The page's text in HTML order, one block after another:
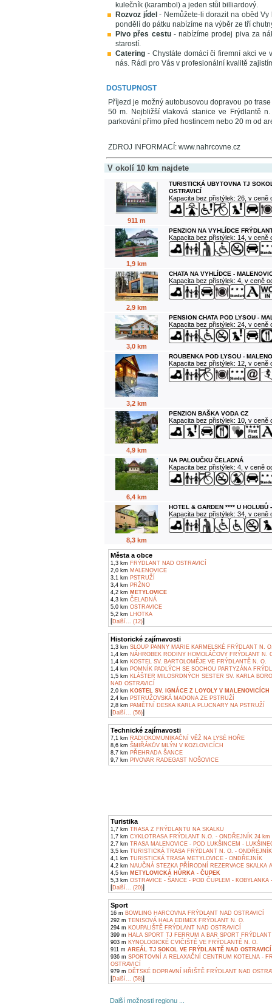
kulečník (karambol) a jeden stůl billiardový.
Rozvoz jídel - Nemůžete-li dorazit na oběd
pondělí do pátku nabízíme na výběr ze tří
Pivo přes cestu- nabízíme prodej piva za
starostí.
Catering - Chystáte domácí či firemní akci ve
nás. Rádi pro Vás v profesionální kvalitě
DOSTUPNOST
Příjezd je možný autobusovou dopravou po
50 m. Nejbližší vlaková stanice ve Frýdlantě
parkování přímo před hostincem nebo 20 m od
ZDROJ INFORMACÍ: www.nahrcovne.cz
V okolí 10 km najdete
911 m
TURISTICKÁ UBYTOVNA TJ
OSTRAVICÍ
Kapacita bez přistýlek: 26, v ceně
1,9 km
PENZION NA VYHLÍDCE
Kapacita bez přistýlek: 14, v ceně
2,9 km
CHATA NA VYHLÍDCE -
Kapacita bez přistýlek: 4, v ceně
3,0 km
PENSION CHATA POD LYSOU -
Kapacita bez přistýlek: 24, v ceně
3,2 km
ROUBENKA POD LYSOU -
Kapacita bez přistýlek: 12, v ceně
4,9 km
PENZION BAŠKA VODA CZ
Kapacita bez přistýlek: 10, v ceně
6,4 km
NA PALOUČKU ČELADNÁ
Kapacita bez přistýlek: 4, v ceně
8,3 km
HOTEL & GARDEN **** U HOLUBŮ
Kapacita bez přistýlek: 34, v ceně
Města a obce
1,3 km FRÝDLANT NAD OSTRAVICÍ
2,0 km MALENOVICE
3,1 km PSTRUŽÍ
3,4 km PRŽNO
4,2 km METYLOVICE
4,3 km ČELADNÁ
5,0 km OSTRAVICE
5,2 km LHOTKA
[Další... (12)]
Historické zajímavosti
1,3 km SLOUP PANNY MARIE KARMELSKÉ FRÝDLANT N.
1,4 km NÁHROBEK RODINY HOMOLÁČOVY FRÝDLANT N.
1,4 km KOSTEL SV. BARTOLOMĚJE VE FRÝDLANTĚ N. O.
1,4 km POMNÍK PADLÝCH SE SOCHOU PARTYZÁNA
1,5 km KLÁŠTER MILOSRDNÝCH SESTER SV. KARLA
NAD OSTRAVICÍ
2,0 km KOSTEL SV. IGNÁCE Z LOYOLY V MALENOVICÍCH
2,4 km PSTRUŽOVSKÁ MADONA ZE PSTRUŽÍ
2,8 km PAMĚTNÍ DESKA KARLA PLUCNARY NA PSTRUŽÍ
[Další... (56)]
Technické zajímavosti
7,1 km RADIOKOMUNIKAČNÍ VĚŽ NA LYSÉ HOŘE
8,6 km ŠMIŘÁKŮV MLÝN V KOZLOVICÍCH
8,7 km PŘEHRADA ŠANCE
9,7 km PIVOVAR RADEGAST NOŠOVICE
Turistika
1,7 km TRASA Z FRÝDLANTU NA SKALKU
1,7 km CYKLOTRASA FRÝDLANT N.O. - ONDŘEJNÍK 24 km
2,7 km TRASA MALENOVICE - POD LUKŠINCEM -
3,5 km TURISTICKÁ TRASA FRÝDLANT N. O. - ONDŘEJNÍK
4,1 km TURISTICKÁ TRASA METYLOVICE - ONDŘEJNÍK
4,2 km NAUČNÁ STEZKA PŘÍRODNÍ REZERVACE SKALKA
4,5 km METYLOVICKÁ HŮRKA - ČUPEK
5,3 km OSTRAVICE - ŠANCE - POD ČUPLEM - KOBYLANKA
[Další... (20)]
Sport
16 m BOWLING HARCOVNA FRÝDLANT NAD OSTRAVICÍ
292 m TENISOVÁ HALA EDIMEX FRÝDLANT N. O.
294 m KOUPALIŠTĚ FRÝDLANT NAD OSTRAVICÍ
399 m HALA SPORT TJ FERRUM A BAR SPORT
903 m KYNOLOGICKÉ CVIČIŠTĚ VE FRÝDLANTĚ N. O.
911 m AREÁL TJ SOKOL VE FRÝDLANTĚ NAD OSTRAVICÍ
936 m SPORTOVNÍ A RELAXAČNÍ CENTRUM KOTELNA -
OSTRAVICÍ
979 m DĚTSKÉ DOPRAVNÍ HŘIŠTĚ FRÝDLANT NAD
[Další... (58)]
Další možnosti regionu ...